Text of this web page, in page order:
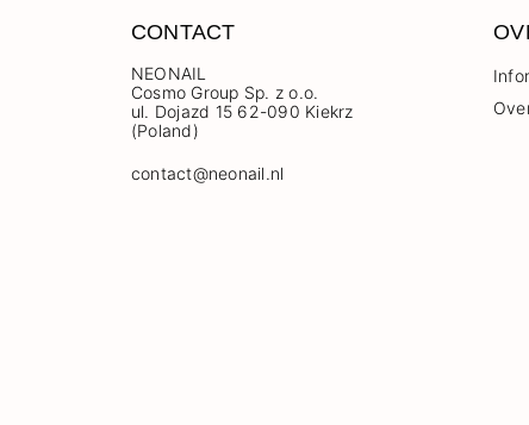
CONTACT
NEONAIL
Cosmo Group Sp. z o.o.
ul. Dojazd 15 62-090 Kiekrz
(Poland)
contact@neonail.nl